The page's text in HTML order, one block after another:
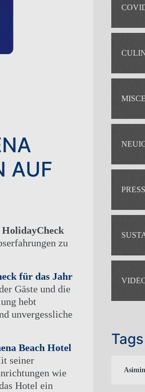
IN
HOTEL*****
HOTEL
BEACH HOTEL
AUF
HolidayCheck
zu
für das Jahr
Gäste und die
hebt
unvergessliche
Beach Hotel
seiner
wie
Hotel ein
Tags